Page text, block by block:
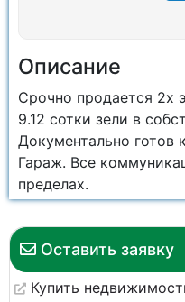
Оставить заявку
Купить
Описание
Срочно продается 2х
9.12 сотки зели в
Документально готов
Гараж. Все
пределах.